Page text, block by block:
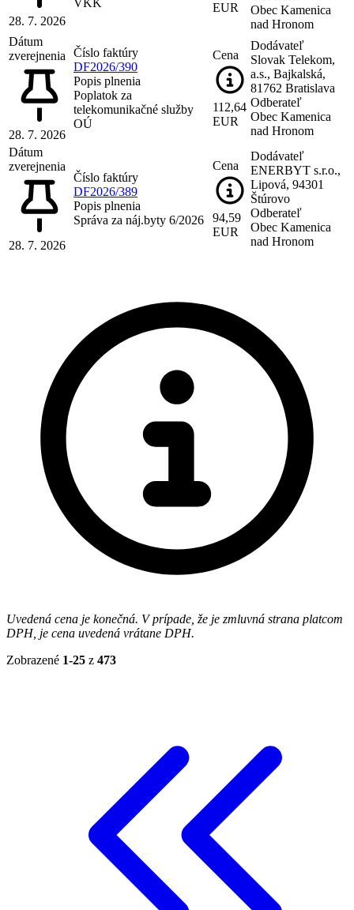
28. 7. 2026
VKK
EUR
Obec Kamenica
nad Hronom
Dátum
zverejnenia
28. 7. 2026
Číslo faktúry
DF2026/390
Popis plnenia
Poplatok za
telekomunikačné služby
OÚ
Cena
112,64
EUR
Dodávateľ
Slovak Telekom,
a.s., Bajkalská,
81762 Bratislava
Odberateľ
Obec Kamenica
nad Hronom
Dátum
zverejnenia
28. 7. 2026
Číslo faktúry
DF2026/389
Popis plnenia
Správa za náj.byty 6/2026
Cena
94,59
EUR
Dodávateľ
ENERBYT s.r.o.,
Lipová, 94301
Štúrovo
Odberateľ
Obec Kamenica
nad Hronom
Uvedená cena je konečná. V prípade, že je zmluvná strana platcom
DPH, je cena uvedená vrátane DPH.
Zobrazené 1-25 z 473